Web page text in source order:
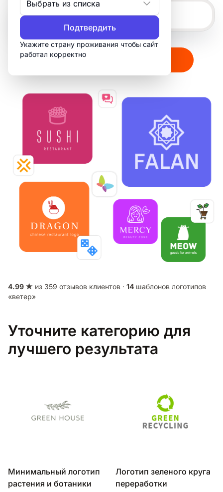
Выбрать из списка
Подтвердить
Укажите страну проживания чтобы сайт
работал корректно
Создать мой логотип
4.99 ★ из 359 отзывов клиентов · 14 шаблонов логотипов
«ветер»
Уточните категорию для
лучшего результата
Минимальный логотип
растения и ботаники
Логотип зеленого круга
переработки